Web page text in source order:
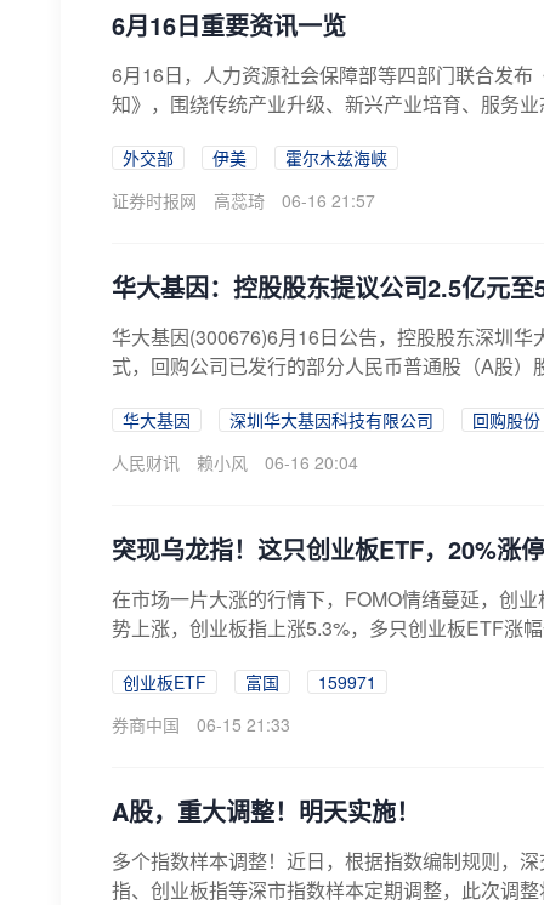
6月16日重要资讯一览
6月16日，人力资源社会保障部等四部门联合发
知》，围绕传统产业升级、新兴产业培育、服务
外交部 伊美
霍尔木兹海峡
证券时报网
高蕊琦 06-16 21:57
华大基因：控股股东提议公司2.5亿元至
华大基因(300676)6月16日公告，控股股东深圳
式，回购公司已发行的部分人民币普通股（A股
华大基因 深圳华大基因科技有限公司
回购股份
人民财讯
赖小风 06-16 20:04
突现乌龙指！这只创业板ETF，20%涨
在市场一片大涨的行情下，FOMO情绪蔓延，创
势上涨，创业板指上涨5.3%，多只创业板ETF涨
创业板ETF 富国
159971
券商中国
06-15 21:33
A股，重大调整！明天实施！
多个指数样本调整！近日，根据指数编制规则，
指、创业板指等深市指数样本定期调整，此次调